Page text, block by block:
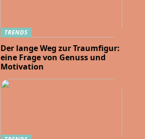
TRENDS
Der lange Weg zur Traumfigur:
eine Frage von Genuss und
Motivation